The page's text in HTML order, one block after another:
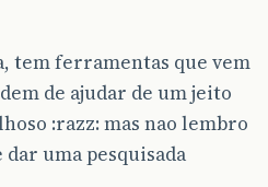
tem ferramentas que vem
de ajudar de um jeito
:razz: mas nao lembro
uma pesquisada